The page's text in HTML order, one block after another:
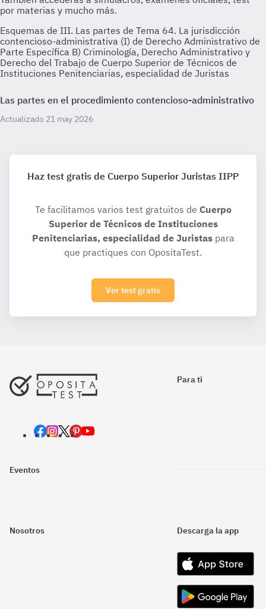
Esquemas de III. Las partes de Tema 64. La jurisdicción
contencioso-administrativa (I) de Derecho Administrativo de
Parte Específica B) Criminología, Derecho Administrativo y
Derecho del Trabajo de Cuerpo Superior de Técnicos de
Instituciones Penitenciarias, especialidad de Juristas
Las partes en el procedimiento contencioso-administrativo
Actualizado 21 may 2026
Haz test gratis de Cuerpo Superior Juristas IIPP
Te facilitamos varios test gratuitos de Cuerpo
Superior de Técnicos de Instituciones
Penitenciarias, especialidad de Juristaspara
que practiques con OpositaTest.
Ver test gratis
Para ti
Eventos
Nosotros Descarga la app